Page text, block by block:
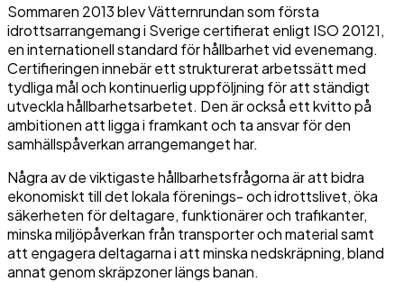
Sommaren 2013 blev Vätternrundan som första
idrottsarrangemang i Sverige certifierat enligt ISO 20121,
en internationell standard för hållbarhet vid evenemang.
Certifieringen innebär ett strukturerat arbetssätt med
tydliga mål och kontinuerlig uppföljning för att ständigt
utveckla hållbarhetsarbetet. Den är också ett kvitto på
ambitionen att ligga i framkant och ta ansvar för den
samhällspåverkan arrangemanget har.
Några av de viktigaste hållbarhetsfrågorna är att bidra
ekonomiskt till det lokala förenings- och idrottslivet, öka
säkerheten för deltagare, funktionärer och trafikanter,
minska miljöpåverkan från transporter och material samt
att engagera deltagarna i att minska nedskräpning, bland
annat genom skräpzoner längs banan.